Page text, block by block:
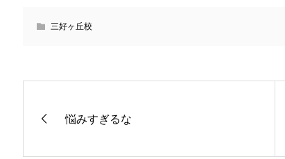
三好ヶ丘校
悩みすぎるな